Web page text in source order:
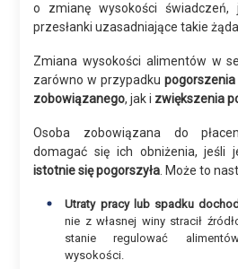
o zmianę wysokości świadczeń,
przesłanki uzasadniające takie
Zmiana wysokości alimentów w
zarówno w przypadku
zobowiązanego, jak i zwiększenia
Osoba zobowiązana do
domagać się ich obniżenia, jeśli
istotnie się pogorszyła . Może to
Utraty pracy lub spadku
nie z własnej winy stracił
stanie regulować
wysokości.